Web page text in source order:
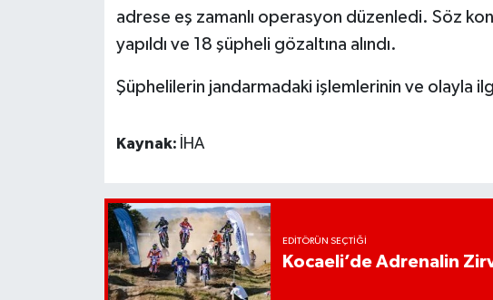
adrese eş zamanlı operasyon düzenledi. Söz
yapıldı ve 18 şüpheli gözaltına alındı.
Şüphelilerin jandarmadaki işlemlerinin ve olayla
Kaynak: İHA
EDITÖRÜN SEÇTIĞI
Kocaeli’de Adrenalin